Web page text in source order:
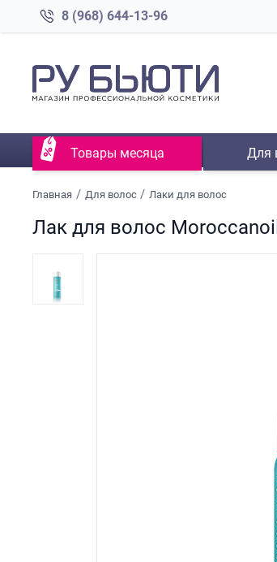
8 (968) 644-13-96
Товары месяца Для
Главная Для волос Лаки для волос
Лак для волос